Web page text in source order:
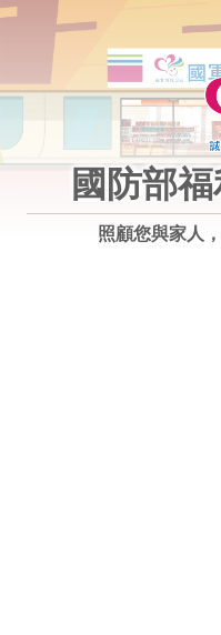
跳到主要內容
國防部
照顧您與家人